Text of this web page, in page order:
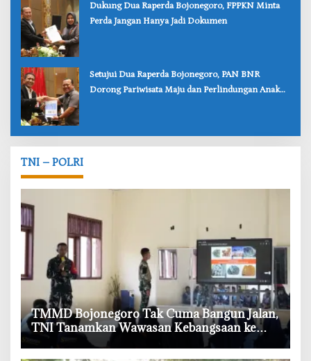
‎Dukung Dua Raperda Bojonegoro, FPPKN Minta
Perda Jangan Hanya Jadi Dokumen
‎Setujui Dua Raperda Bojonegoro, PAN BNR
Dorong Pariwisata Maju dan Perlindungan Anak
TNI – POLRI
‎TMMD Bojonegoro Tak Cuma Bangun Jalan,
TNI Tanamkan Wawasan Kebangsaan ke
Pelajar Kesongo